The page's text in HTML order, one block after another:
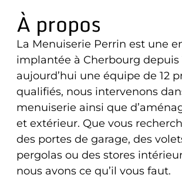
À propos
La Menuiserie Perrin est une
implantée à Cherbourg depuis
aujourd’hui une équipe de 12
qualifiés, nous intervenons
menuiserie ainsi que
et extérieur. Que vous
des portes de garage, des
pergolas ou des stores
nous avons ce qu’il vous faut.